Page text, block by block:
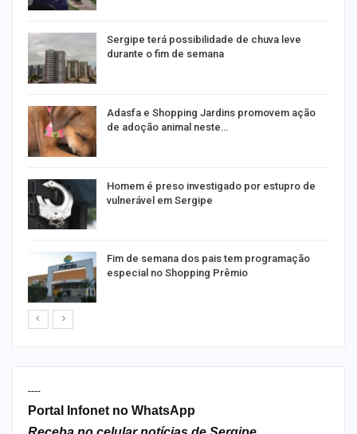
Sergipe terá possibilidade de chuva leve
durante o fim de semana
Adasfa e Shopping Jardins promovem ação
de adoção animal neste…
Homem é preso investigado por estupro de
vulnerável em Sergipe
Fim de semana dos pais tem programação
especial no Shopping Prêmio
----
Portal Infonet no WhatsApp